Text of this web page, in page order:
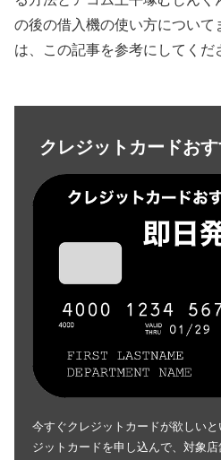
の後の借入機の使い方について
は、この記事を参考にしてくだ
クレジットカードお
今すぐクレジットカードが欲しい
ジットカードを申し込んで、対象